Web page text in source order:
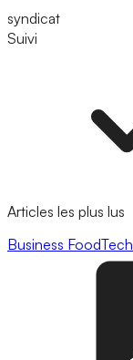
syndicat
Suivi
Articles les plus lus
Business FoodTech